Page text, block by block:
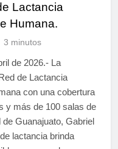
Lactancia
Humana.
3 minutos
de 2026.- La
de Lactancia
con una cobertura
y más de 100 salas de
Guanajuato, Gabriel
lactancia brinda